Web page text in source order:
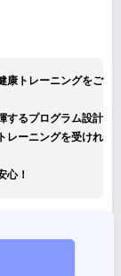
康トレーニングをご
するプログラム設計
レーニングを受けれ
心！